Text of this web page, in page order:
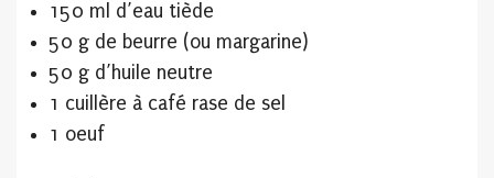
150 ml d’eau tiède
50 g de beurre (ou margarine)
50 g d’huile neutre
1 cuillère à café rase de sel
1 oeuf